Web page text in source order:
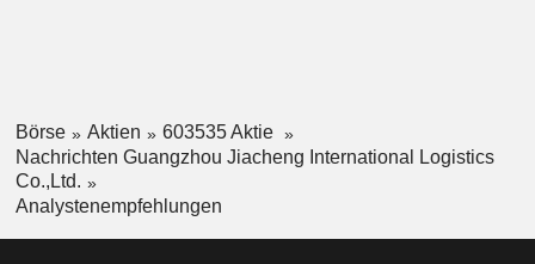
Börse Aktien
603535 Aktie
Nachrichten Guangzhou Jiacheng International Logistics
Co.,Ltd.
Analystenempfehlungen